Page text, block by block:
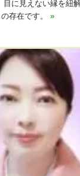
に見えない縁を紐
存在です。 »